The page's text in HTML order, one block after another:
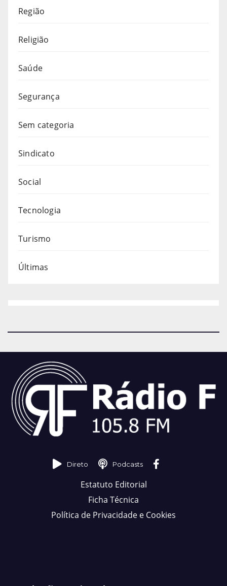
Região
Religião
Saúde
Segurança
Sem categoria
Sindicato
Social
Tecnologia
Turismo
Últimas
Direto Podcasts
Estatuto Editorial
Ficha Técnica
Política de Privacidade e Cookies